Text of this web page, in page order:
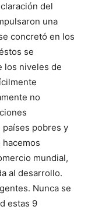
del
una
concretó en los
se
los niveles de
no
pobres y
mundial,
al desarrollo.
Nunca se
estas 9